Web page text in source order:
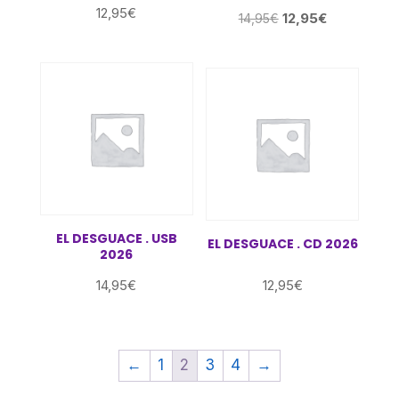
12,95€ 14,95€ El
12,95€El
EL DESGUACE . USB
2026
14,95€
EL DESGUACE . CD 2026
12,95€
← 1 2 3 4 →